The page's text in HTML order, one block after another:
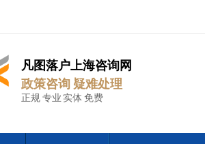
凡图落户上海咨询网
政策咨询 疑难处理
正规 专业 实体 免费